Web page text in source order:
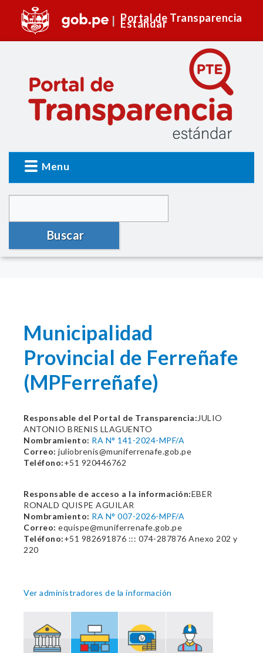
Portal de Transparencia
Estándar
Menu
Buscar
Municipalidad
Provincial de Ferreñafe
(MPFerreñafe)
Responsable del Portal de Transparencia: JULIO
ANTONIO BRENIS LLAGUENTO
Nombramiento: RA N° 141-2024-MPF/A
Correo: juliobrenis@muniferrenafe.gob.pe
Teléfono:+51 920446762
Responsable de acceso a la información:EBER
RONALD QUISPE AGUILAR
Nombramiento: RA N° 007-2026-MPF/A
Correo: equispe@muniferrenafe.gob.pe
Teléfono:+51 982691876 ::: 074-287876 Anexo 202 y
220
Ver administradores de la información